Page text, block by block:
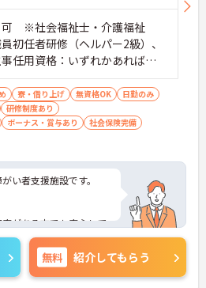
※社会福祉士・介護福祉
初任者研修（ヘルパー2級）、
任用資格：いずれかあれば尚
・ブランク：可 ※PCス
・Excelの基本的な操作 ■
転免許（AT限定可）
寮・借り上げ 無資格OK
日勤のみ
研修制度あり
ボーナス・賞与あり
社会保険完備
い者支援施設です。
がある方でも安心して
年間休日は114日もあ
ながらご勤務いただけ
無料 紹介してもらう